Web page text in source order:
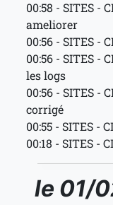
00:58 - SITES -
ameliorer
00:56 - SITES -
00:56 - SITES -
les logs
00:56 - SITES -
corrigé
00:55 - SITES -
00:18 - SITES -
le 01/